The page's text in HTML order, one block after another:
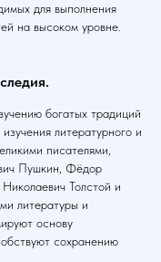
для выполнения
на высоком уровне.
богатых традиций
литературного и
писателями,
Пушкин, Фёдор
Толстой и
литературы и
основу
сохранению